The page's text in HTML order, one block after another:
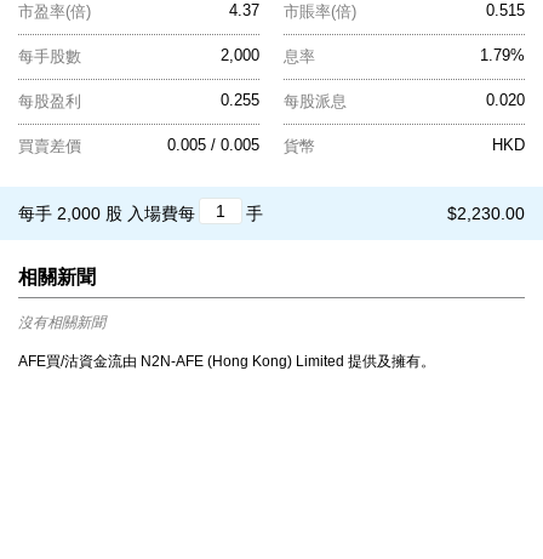
4.37
市盈率(倍) 0.515
市賬率(倍)
2,000
每手股數 1.79%
息率
0.255
每股盈利 0.020
每股派息
0.005 / 0.005
買賣差價 HKD
貨幣
$2,230.00
每手 2,000 股 入場費每 手
相關新聞
沒有相關新聞
AFE買/沽資金流由 N2N-AFE (Hong Kong) Limited 提供及擁有。